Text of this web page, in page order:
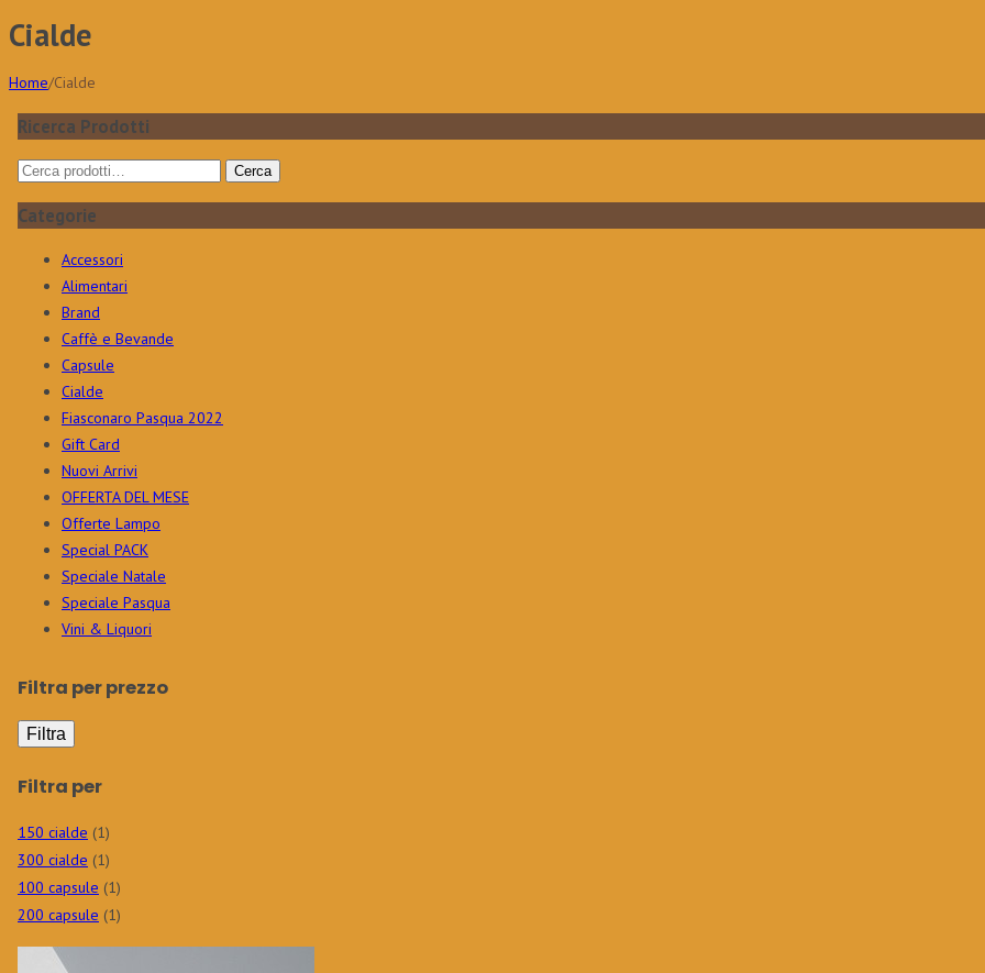
Cialde
Home/Cialde
Ricerca Prodotti
Cerca: Cerca
Categorie
Accessori
Alimentari
Brand
Caffè e Bevande
Capsule
Cialde
Fiasconaro Pasqua 2022
Gift Card
Nuovi Arrivi
OFFERTA DEL MESE
Offerte Lampo
Special PACK
Speciale Natale
Speciale Pasqua
Vini & Liquori
Filtra per prezzo
Filtra
Filtra per
150 cialde (1)
300 cialde (1)
100 capsule (1)
200 capsule (1)